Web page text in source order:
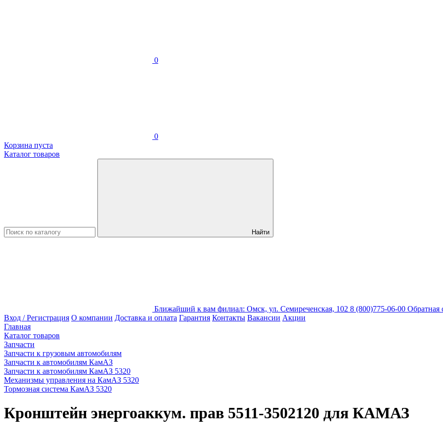
0
0
Корзина пуста
Каталог товаров
Найти
Ближайший к вам филиал: Омск, ул. Семиреченская, 102 8 (800)775-06-00 Обратная
Вход / Регистрация О компании Доставка и оплата Гарантия Контакты Вакансии Акции
Главная
Каталог товаров
Запчасти
Запчасти к грузовым автомобилям
Запчасти к автомобилям КамАЗ
Запчасти к автомобилям КамАЗ 5320
Механизмы управления на КамАЗ 5320
Тормозная система КамАЗ 5320
Кронштейн энергоаккум. прав 5511-3502120 для КАМАЗ